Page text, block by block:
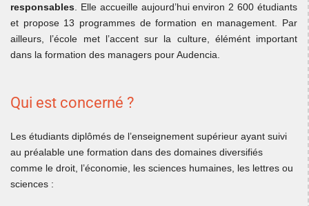
responsables . Elle accueille aujourd’hui environ 2 600 étudiants
et propose 13 programmes de formation en management. Par
ailleurs, l’école met l’accent sur la culture, élémént important
dans la formation des managers pour Audencia.
Qui est concerné ?
Les étudiants diplômés de l’enseignement supérieur ayant suivi
au préalable une formation dans des domaines diversifiés
comme le droit, l’économie, les sciences humaines, les lettres ou
sciences :